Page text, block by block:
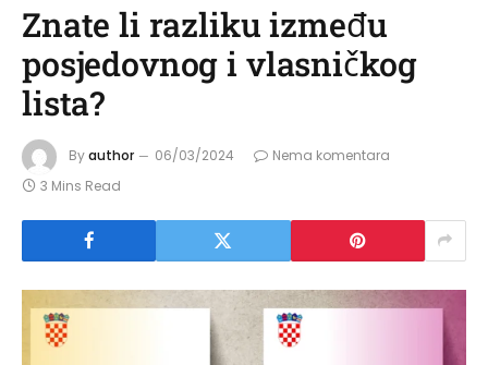
Znate li razliku između
posjedovnog i vlasničkog
lista?
Byauthor 06/03/2024
Nema komentara
3 Mins Read